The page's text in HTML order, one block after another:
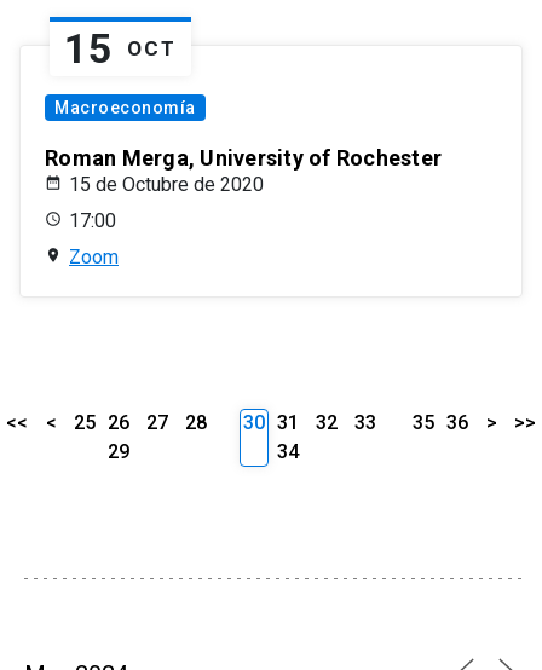
15 OCT
Macroeconomía
Roman Merga, University of Rochester
15 de Octubre de 2020
17:00
Zoom
<< < 25 26 27
28
29
30 31 32
33
34
35 36 > >>